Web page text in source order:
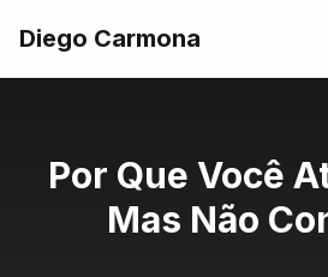
Diego Carmona
Por Que Você
Mas Não